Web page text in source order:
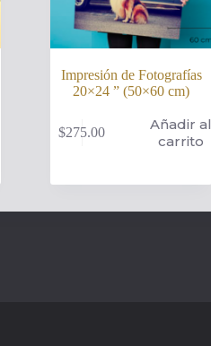
Impresión de Fotografías
20×24 ” (50×60 cm)
$275.00
Añadir al
carrito